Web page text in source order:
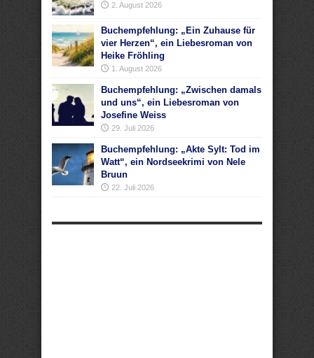
2. August 2026
Buchempfehlung: „Ein Zuhause für
vier Herzen“, ein Liebesroman von
Heike Fröhling
1. August 2026
Buchempfehlung: „Zwischen damals
und uns“, ein Liebesroman von
Josefine Weiss
29. Juli 2026
Buchempfehlung: „Akte Sylt: Tod im
Watt“, ein Nordseekrimi von Nele
Bruun
22. Juli 2026